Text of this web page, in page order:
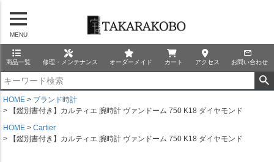
MENU
商品一覧 修理・メンテナンス オーダーメイド カート アクセス お問い合わせ
HOME
ブランド時計
【鑑別書付き】カルティエ 腕時計 ヴァンドーム 750 K18 ダイヤモンド
HOME
Cartier
【鑑別書付き】カルティエ 腕時計 ヴァンドーム 750 K18 ダイヤモンド